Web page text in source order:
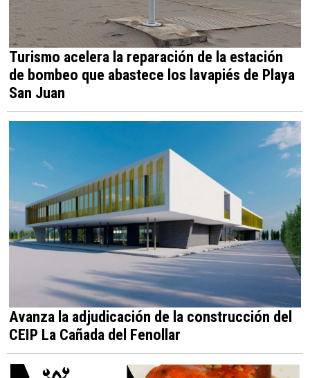
Turismo acelera la reparación de la estación
de bombeo que abastece los lavapiés de Playa
San Juan
Avanza la adjudicación de la construcción del
CEIP La Cañada del Fenollar